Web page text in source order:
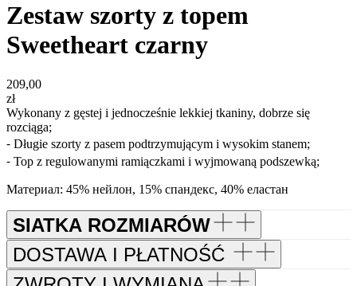
Zestaw szorty z topem
Sweetheart czarny
209,00
zł
Wykonany z gęstej i jednocześnie lekkiej tkaniny, dobrze się
rozciąga;
⁃ Długie szorty z pasem podtrzymującym i wysokim stanem;
⁃ Top z regulowanymi ramiączkami i wyjmowaną podszewką;
Материал: 45% нейлон, 15% спандекс, 40% еластан
SIATKA ROZMIARÓW
DOSTAWA I PŁATNOŚĆ